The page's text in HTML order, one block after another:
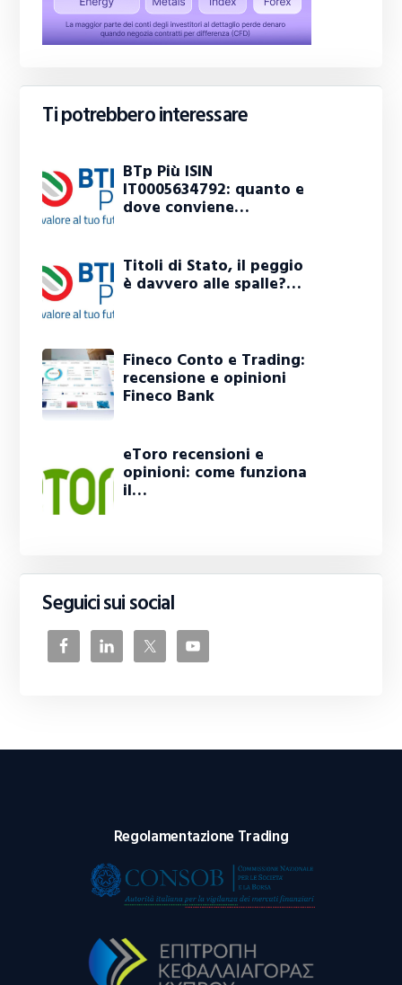
Ti potrebbero interessare
BTp Più ISIN
IT0005634792: quanto e
dove conviene…
Titoli di Stato, il peggio
è davvero alle spalle?…
Fineco Conto e Trading:
recensione e opinioni
Fineco Bank
eToro recensioni e
opinioni: come funziona
il…
Seguici sui social
Regolamentazione Trading